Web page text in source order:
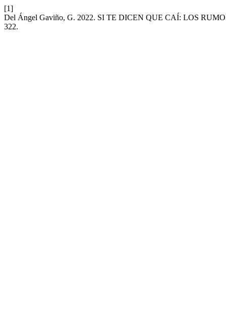
[1]
Del Ángel Gaviño, G. 2022. SI TE DICEN QUE CAÍ: LOS
322.